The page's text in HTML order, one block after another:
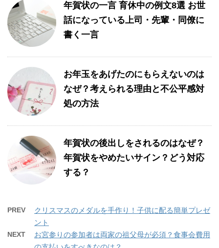
年賀状の一言 育休中の例文8選 お世
話になっている上司・先輩・同僚に
書く一言
お年玉をあげたのにもらえないのは
なぜ？考えられる理由と不公平感対
処の方法
年賀状の後出しをされるのはなぜ？
年賀状をやめたいサイン？どう対応
する？
PREV
クリスマスのメダルを手作り！子供に配る簡単プレゼ
ント
NEXT
お宮参りの参加者は両家の祖父母が必須？食事会費用